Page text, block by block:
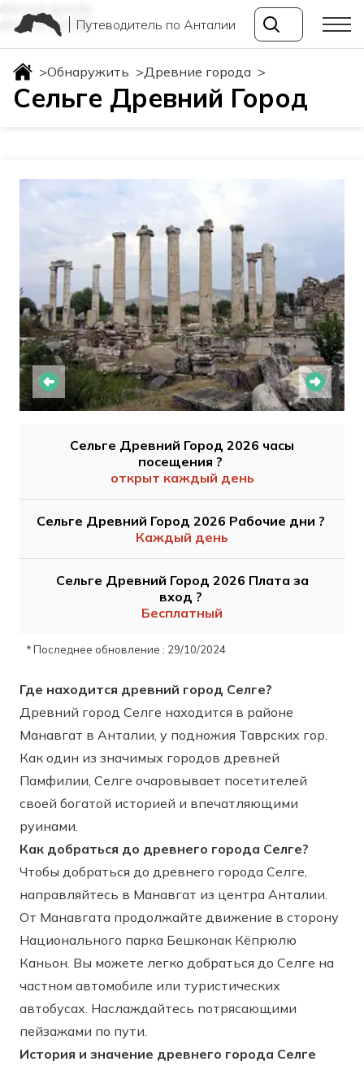
drevnie-goroda
drevnie-gorodaПутеводитель по Анталии
>Обнаружить >Древние города >
Сельге Древний Город
Сельге Древний Город 2026 часы
посещения ?
открыт каждый день
Сельге Древний Город 2026 Рабочие дни ?
Каждый день
Сельге Древний Город 2026 Плата за
вход ?
Бесплатный
* Последнее обновление : 29/10/2024
Где находится древний город Селге?
Древний город Селге находится в районе
Манавгат в Анталии, у подножия Таврских гор.
Как один из значимых городов древней
Памфилии, Селге очаровывает посетителей
своей богатой историей и впечатляющими
руинами.
Как добраться до древнего города Селге?
Чтобы добраться до древнего города Селге,
направляйтесь в Манавгат из центра Анталии.
От Манавгата продолжайте движение в сторону
Национального парка Бешконак Кёпрюлю
Каньон. Вы можете легко добраться до Селге на
частном автомобиле или туристических
автобусах. Наслаждайтесь потрясающими
пейзажами по пути.
История и значение древнего города Селге